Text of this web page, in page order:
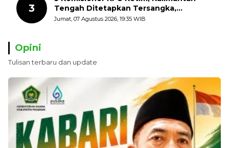
3
Tengah Ditetapkan Tersangka,
Kerugian Negara ditaksir 10 Milyard
Jumat, 07 Agustus 2026, 19:35 WIB
Opini
Tulisan terbaru dan update